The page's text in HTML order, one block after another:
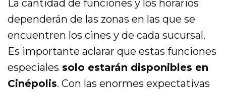
La cantidad de funciones y los horarios
dependerán de las zonas en las que se
encuentren los cines y de cada sucursal.
Es importante aclarar que estas funciones
especiales solo estarán disponibles en
Cinépolis. Con las enormes expectativas